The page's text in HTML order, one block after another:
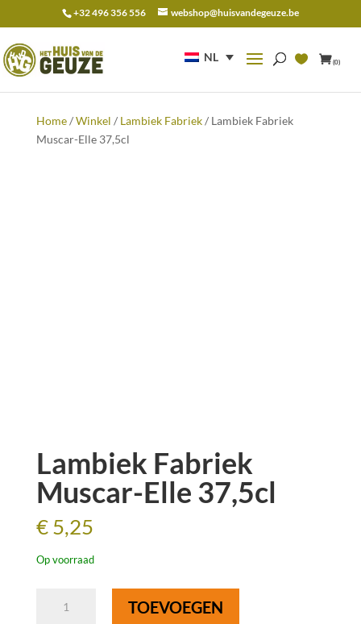
+32 496 356 556 webshop@huisvandegeuze.be
NL (0)
naar:
Home/Winkel / Lambiek Fabriek/ Lambiek Fabriek
Muscar-Elle 37,5cl
Lambiek Fabriek
Muscar-Elle 37,5cl
€5,25
Op voorraad
Fabriek
TOEVOEGEN